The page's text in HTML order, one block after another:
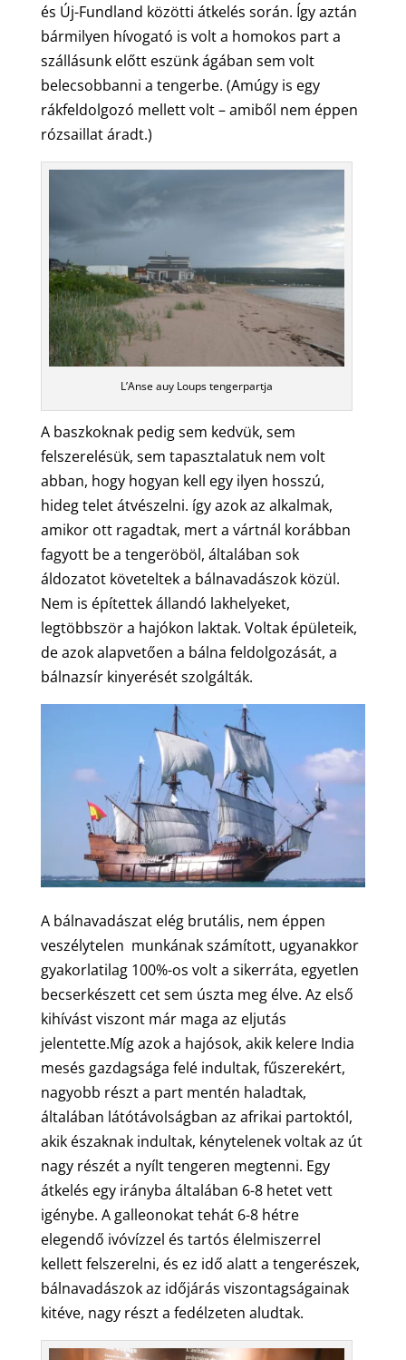
és Új-Fundland közötti átkelés során. Így aztán
bármilyen hívogató is volt a homokos part a
szállásunk előtt eszünk ágában sem volt
belecsobbanni a tengerbe. (Amúgy is egy
rákfeldolgozó mellett volt – amiből nem éppen
rózsaillat áradt.)
L’Anse auy Loups tengerpartja
A baszkoknak pedig sem kedvük, sem
felszerelésük, sem tapasztalatuk nem volt
abban, hogy hogyan kell egy ilyen hosszú,
hideg telet átvészelni. így azok az alkalmak,
amikor ott ragadtak, mert a vártnál korábban
fagyott be a tengeröböl, általában sok
áldozatot követeltek a bálnavadászok közül.
Nem is építettek állandó lakhelyeket,
legtöbbször a hajókon laktak. Voltak épületeik,
de azok alapvetően a bálna feldolgozását, a
bálnazsír kinyerését szolgálták.
A bálnavadászat elég brutális, nem éppen
veszélytelen munkának számított, ugyanakkor
gyakorlatilag 100%-os volt a sikerráta, egyetlen
becserkészett cet sem úszta meg élve. Az első
kihívást viszont már maga az eljutás
jelentette.Míg azok a hajósok, akik kelere India
mesés gazdagsága felé indultak, fűszerekért,
nagyobb részt a part mentén haladtak,
általában látótávolságban az afrikai partoktól,
akik északnak indultak, kénytelenek voltak az út
nagy részét a nyílt tengeren megtenni. Egy
átkelés egy irányba általában 6-8 hetet vett
igénybe. A galleonokat tehát 6-8 hétre
elegendő ivóvízzel és tartós élelmiszerrel
kellett felszerelni, és ez idő alatt a tengerészek,
bálnavadászok az időjárás viszontagságainak
kitéve, nagy részt a fedélzeten aludtak.